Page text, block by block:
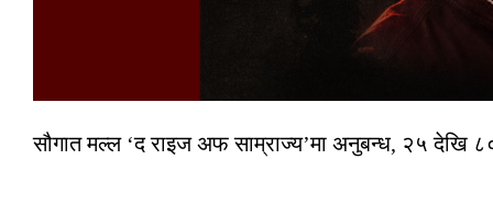
सौगात मल्ल ‘द राइज अफ साम्राज्य’मा अनुबन्ध, २५ देखि